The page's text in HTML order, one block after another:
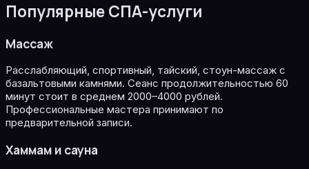
Популярные СПА-услуги
Массаж
Расслабляющий, спортивный, тайский, стоун-массаж с
базальтовыми камнями. Сеанс продолжительностью 60
минут стоит в среднем 2000–4000 рублей.
Профессиональные мастера принимают по
предварительной записи.
Хаммам и сауна